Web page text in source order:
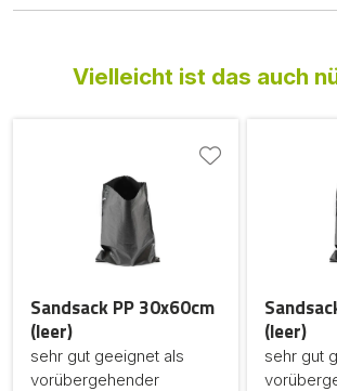
Vielleicht ist das auch
Sandsack PP 30x60cm
(leer)
sehr gut geeignet als
vorübergehender
(leer)
sehr gut